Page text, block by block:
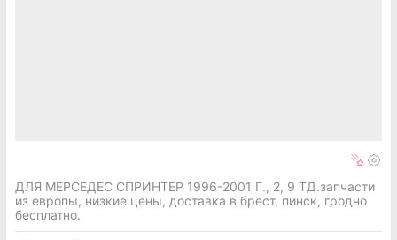
ДЛЯ МЕРСЕДЕС СПРИНТЕР 1996-2001 Г., 2, 9 ТД.запчасти
из европы, низкие цены, доставка в брест, пинск, гродно
бесплатно.